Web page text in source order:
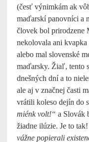
(česť výnimkám ak
maďarskí panovníci a
človek bol prirodzene
nekolovala ani
alebo mal slovenské
maďarsky. Žiaľ, tento
dnešných dní a to
ale aj v značnej časti
vrátili koleso dejín do
miénk volt!“ a Slovák
žiadne ilúzie. Je to
vážne popierali